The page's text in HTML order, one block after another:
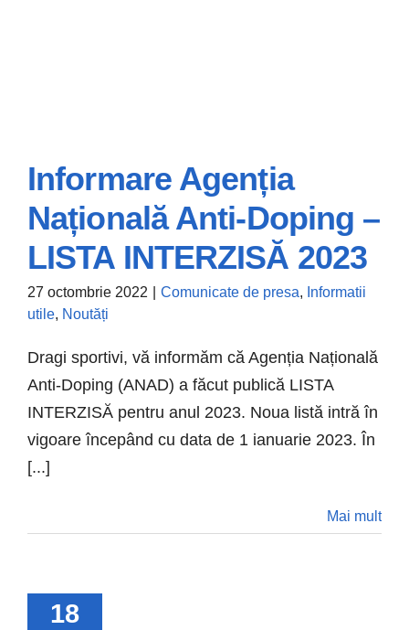
Informare Agenția
Națională Anti-
Doping – LISTA
INTERZISĂ 2023
Comunicate de presa
Informare Agenția
Națională Anti-Doping –
LISTA INTERZISĂ 2023
27 octombrie 2022 Comunicate de presa, Informatii
utile, Noutăți
Dragi sportivi, vă informăm că Agenția Națională
Anti-Doping (ANAD) a făcut publică LISTA
INTERZISĂ pentru anul 2023. Noua listă intră în
vigoare începând cu data de 1 ianuarie 2023. În
[...]
Mai mult
18